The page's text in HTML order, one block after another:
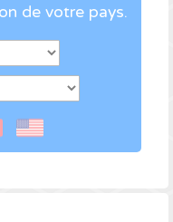
de votre pays.